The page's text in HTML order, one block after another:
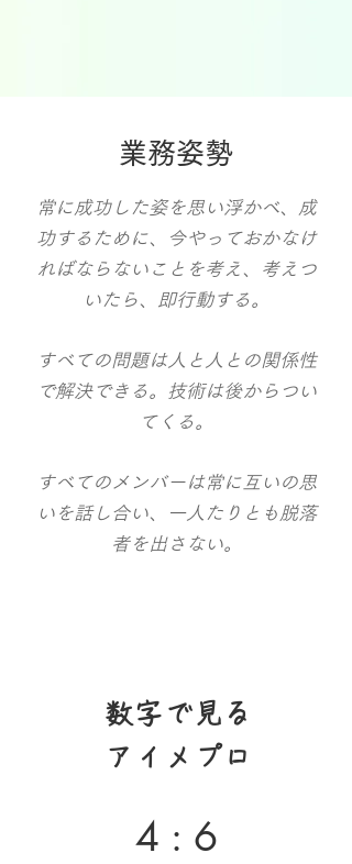
業務姿勢
常に成功した姿を思い浮かべ、成
功するために、今やっておかなけ
ればならないことを考え、考えつ
いたら、即行動する。
すべての問題は人と人との関係性
で解決できる。技術は後からつい
てくる。
すべてのメンバーは常に互いの思
いを話し合い、一人たりとも脱落
者を出さない。
​数字で見る
アイメプロ
4 : 6